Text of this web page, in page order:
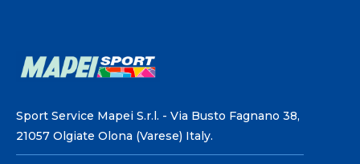
Sport Service Mapei S.r.l. - Via Busto Fagnano 38,
21057 Olgiate Olona (Varese) Italy.